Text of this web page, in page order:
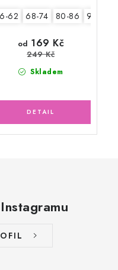
62 68-74 80-86 92-98
Skladem
od 169 Kč
249 Kč